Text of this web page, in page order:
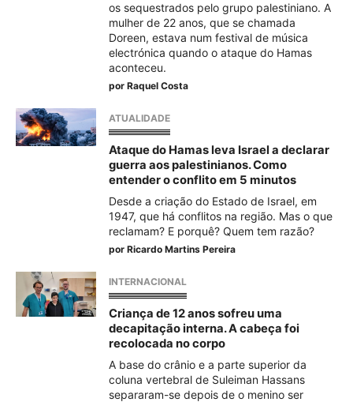
os sequestrados pelo grupo palestiniano. A
mulher de 22 anos, que se chamada
Doreen, estava num festival de música
electrónica quando o ataque do Hamas
aconteceu.
por Raquel Costa
ATUALIDADE
Ataque do Hamas leva Israel a declarar
guerra aos palestinianos. Como
entender o conflito em 5 minutos
Desde a criação do Estado de Israel, em
1947, que há conflitos na região. Mas o que
reclamam? E porquê? Quem tem razão?
por Ricardo Martins Pereira
INTERNACIONAL
Criança de 12 anos sofreu uma
decapitação interna. A cabeça foi
recolocada no corpo
A base do crânio e a parte superior da
coluna vertebral de Suleiman Hassans
separaram-se depois de o menino ser